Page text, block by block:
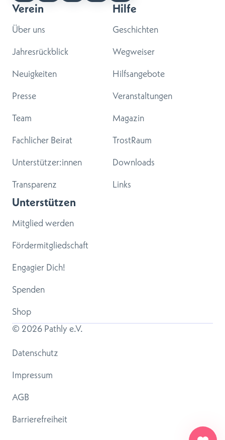
Verein
Über uns
Jahresrückblick
Neuigkeiten
Presse
Team
Fachlicher Beirat
Unterstützer:innen
Transparenz
Hilfe
Geschichten
Wegweiser
Hilfsangebote
Veranstaltungen
Magazin
TrostRaum
Downloads
Links
Unterstützen
Mitglied werden
Fördermitgliedschaft
Engagier Dich!
Spenden
Shop
© 2026 Pathly e.V.
Datenschutz
Impressum
AGB
Barrierefreiheit